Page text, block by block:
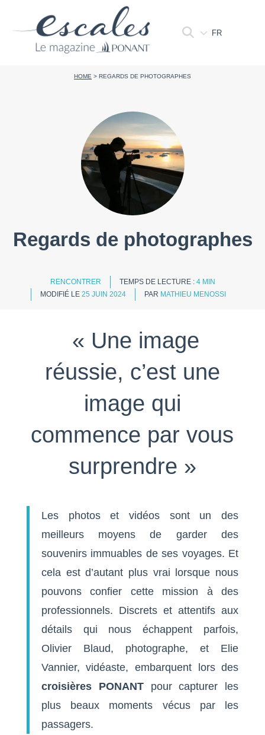
FR
HOME > REGARDS DE PHOTOGRAPHES
Regards de photographes
RENCONTRER TEMPS DE LECTURE : 4 MIN
MODIFIÉ LE 25 JUIN 2024 PAR MATHIEU MENOSSI
« Une image
réussie, c’est une
image qui
commence par vous
surprendre »
Les photos et vidéos sont un des
meilleurs moyens de garder des
souvenirs immuables de ses voyages. Et
cela est d’autant plus vrai lorsque nous
pouvons confier cette mission à des
professionnels. Discrets et attentifs aux
détails qui nous échappent parfois,
Olivier Blaud, photographe, et Elie
Vannier, vidéaste, embarquent lors des
croisières PONANTpour capturer les
plus beaux moments vécus par les
passagers.